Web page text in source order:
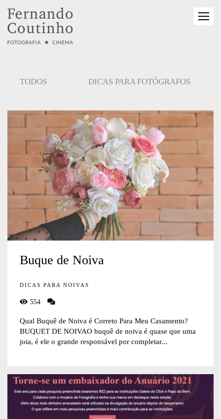
TODOS DICAS PARA FOTÓGRAFOS
Buque de Noiva
DICAS PARA NOIVAS
554
Qual Buquê de Noiva é Correto Para Meu Casamento?
BUQUET DE NOIVAO buquê de noiva é quase que uma
joia, é ele o grande responsável por completar...